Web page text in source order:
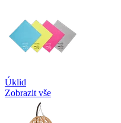
Úklid
Zobrazit vše